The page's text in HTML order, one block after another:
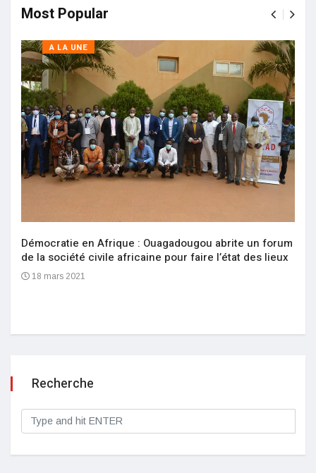
Most Popular
A LA UNE
Démocratie en Afrique : Ouagadougou abrite un forum
de la société civile africaine pour faire l’état des lieux
18 mars 2021
Recherche